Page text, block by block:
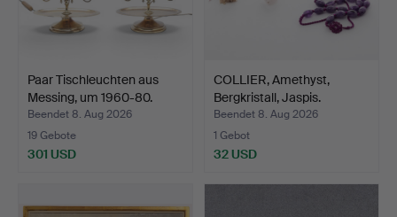
Paar Tischleuchten aus
Messing, um 1960-80.
Beendet 8. Aug 2026
19 Gebote
301 USD
COLLIER, Amethyst,
Bergkristall, Jaspis.
Beendet 8. Aug 2026
1 Gebot
32 USD